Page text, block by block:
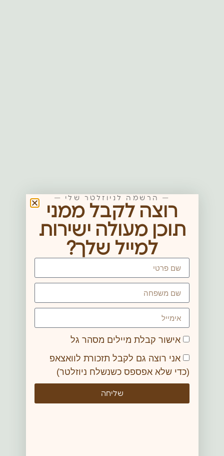
— הרשמה לניוזלטר שלי —
רוצה לקבל ממני
תוכן מעולה ישירות
למייל שלך?
אישור קבלת מיילים מסהר גל
אני רוצה גם לקבל תזכורת לוואצאפ
(כדי שלא אפספס כשנשלח ניוזלטר)
שליחה